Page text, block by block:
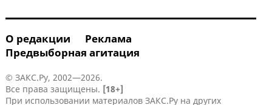
О редакции
Реклама
Предвыборная агитация
© ЗАКС.Ру, 2002—2026.
Все права защищены. [18+]
При использовании материалов ЗАКС.Ру на других